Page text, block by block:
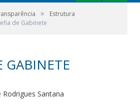
»
Estrutura
de Gabinete
GABINETE
Rodrigues Santana